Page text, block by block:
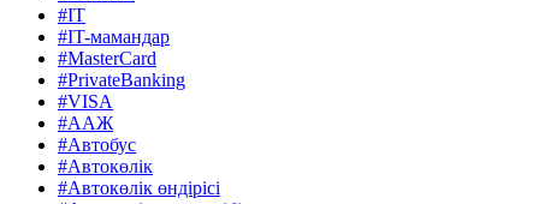
#IT
#IT-мамандар
#MasterCard
#PrivateBanking
#VISA
#ААЖ
#Автобус
#Автокөлік
#Автокөлік өндірісі